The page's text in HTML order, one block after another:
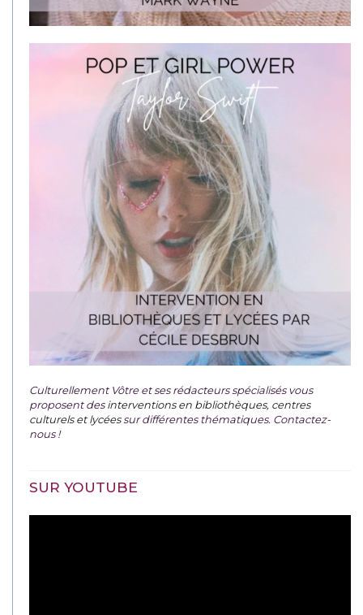
Culturellement Vôtre et ses rédacteurs spécialisés vous
proposent desinterventions en bibliothèques, centres
culturels et lycéessur différentes thématiques. Contactez-
nous !
SUR YOUTUBE